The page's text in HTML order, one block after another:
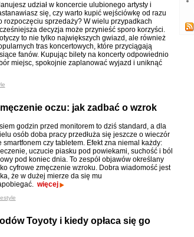
udział w koncercie ulubionego artysty i
się, czy warto kupić wejściówkę od razu
rozpoczęciu sprzedaży? W wielu przypadkach
decyzja może przynieść sporo korzyści.
to nie tylko największych gwiazd, ale również
tras koncertowych, które przyciągają
fanów. Kupując bilety na koncerty odpowiednio
miejsc, spokojnie zaplanować wyjazd i uniknąć
oczu: jak zadbać o wzrok
godzin przed monitorem to dziś standard, a dla
osób doba pracy przedłuża się jeszcze o wieczór
smartfonem czy tabletem. Efekt zna niemal każdy:
uczucie piasku pod powiekami, suchość i ból
pod koniec dnia. To zespół objawów określany
cyfrowe zmęczenie wzroku. Dobra wiadomość jest
że w dużej mierze da się mu
więcej
Toyoty i kiedy opłaca się go